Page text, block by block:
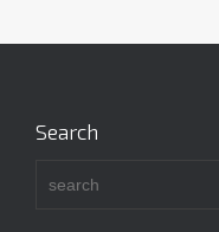
Search